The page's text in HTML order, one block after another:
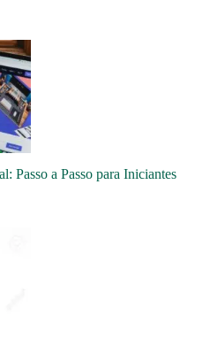
Passo a Passo para Iniciantes